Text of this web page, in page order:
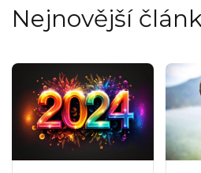
Nejnovější